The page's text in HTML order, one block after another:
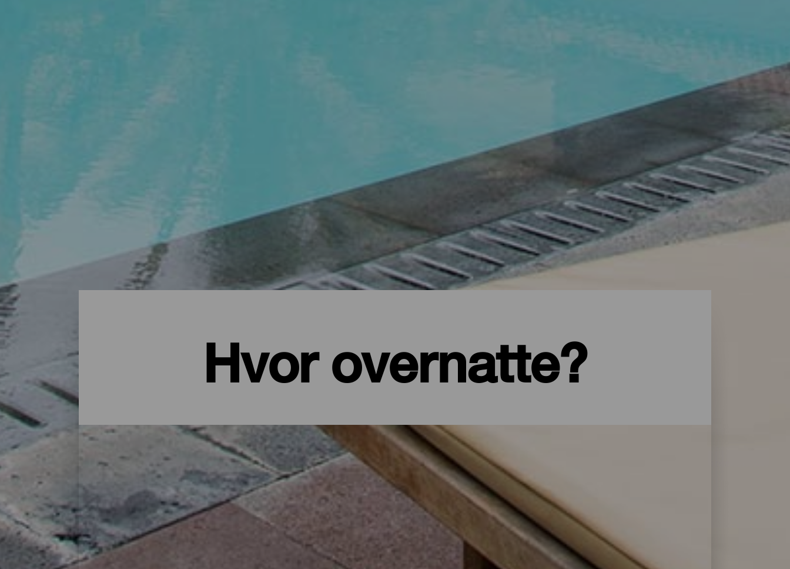
Hvor overnatte?
Overnatting i La Palma: Hoteller, leiligheter...
Et hus på landet midt i naturen, en leilighet ved sjøen eller et pittoresk hotell omgitt av natur og med alle typer service og omsorg: La Palma har et
godt utvalg bosteder for alle typer reisende på sine drøyt 700 kvadratkilometer. I dette utvalget av de beste overnattingsstedene på La Isla Bonita
finner du det perfekte stedet for deg å lade batteriene etter en dag på øya eller for å koble av fra hverdagen i flere dager.